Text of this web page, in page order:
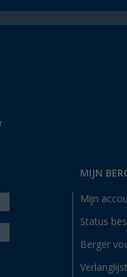
MIJN
Mijn
Status
Berger